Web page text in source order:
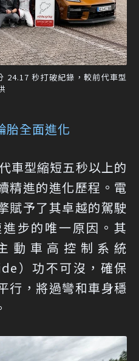
24.17 秒打破紀錄，較前代車型
胎全面進化
車型縮短五秒以上的
精進的進化歷程。電
賦予了其卓越的駕駛
步的唯一原因。其
動車高控制系統
）功不可沒，確保
行，將過彎和車身穩